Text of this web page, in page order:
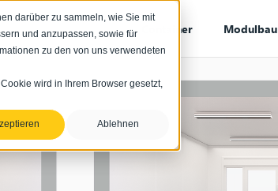
darüber zu sammeln, wie Sie mit
und anzupassen, sowie für
zu den von uns verwendeten
wird in Ihrem Browser gesetzt,
Ablehnen
Container Modulbau